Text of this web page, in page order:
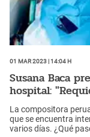
01 Mar 2023 | 14:04 h
Susana Baca
hospital:
La compositora
que se encuentra
varios días. ¿Qué